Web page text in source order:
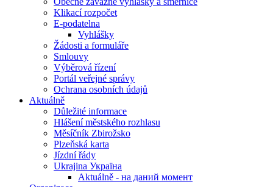
Klikací rozpočet
E-podatelna
Vyhlášky
Žádosti a formuláře
Smlouvy
Výběrová řízení
Portál veřejné správy
Ochrana osobních údajů
Aktuálně
Důležité informace
Hlášení městského rozhlasu
Měsíčník Zbirožsko
Plzeňská karta
Jízdní řády
Ukrajina Україна
Aktuálně - на даний момент